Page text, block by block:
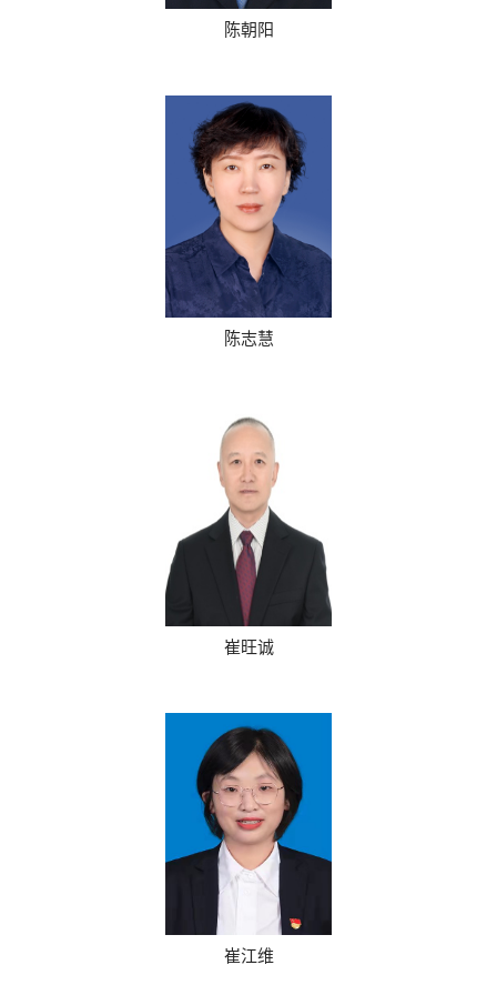
陈朝阳
陈志慧
崔旺诚
崔江维